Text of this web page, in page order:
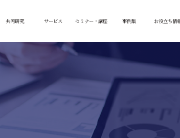
共同研究 サービス セミナー・講座 事例集 お役立ち情